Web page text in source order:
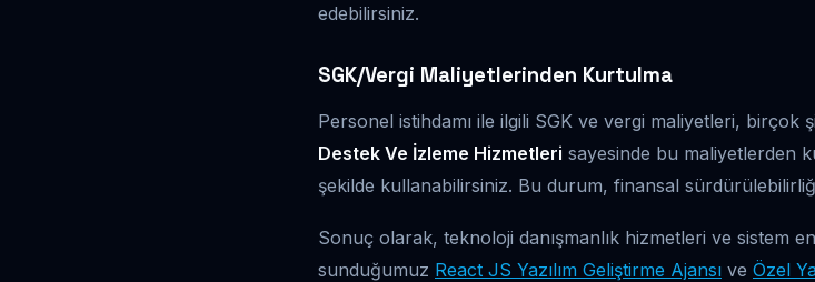
edebilirsiniz.
SGK/Vergi Maliyetlerinden Kurtulma
Personel istihdamı ile ilgili SGK ve vergi maliyetleri,
Destek Ve İzleme Hizmetleri sayesinde bu maliyetlerden
şekilde kullanabilirsiniz. Bu durum, finansal
Sonuç olarak, teknoloji danışmanlık hizmetleri ve sistem
sunduğumuz React JS Yazılım Geliştirme Ajansı ve Özel